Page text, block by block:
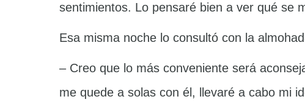
sentimientos. Lo pensaré bien a ver qué se
Esa misma noche lo consultó con la
– Creo que lo más conveniente será
me quede a solas con él, llevaré a cabo mi